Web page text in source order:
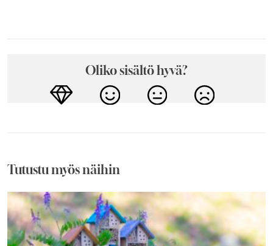
Oliko sisältö hyvä?
Tutustu myös näihin